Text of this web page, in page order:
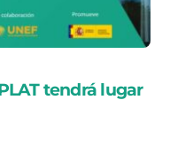
tendrá lugar